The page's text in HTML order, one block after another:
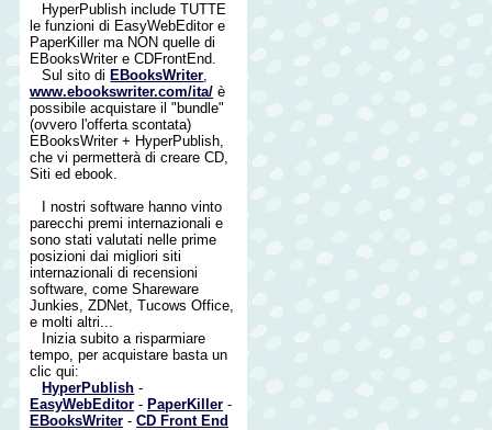
HyperPublish include TUTTE
le funzioni di EasyWebEditor e
PaperKiller ma NON quelle di
EBooksWriter e CDFrontEnd.
Sul sito di EBooksWriter,
www.ebookswriter.com/ita/ è
possibile acquistare il "bundle"
(ovvero l'offerta scontata)
EBooksWriter + HyperPublish,
che vi permetterà di creare CD,
Siti ed ebook.
I nostri software hanno vinto
parecchi premi internazionali e
sono stati valutati nelle prime
posizioni dai migliori siti
internazionali di recensioni
software, come Shareware
Junkies, ZDNet, Tucows Office,
e molti altri...
Inizia subito a risparmiare
tempo, per acquistare basta un
clic qui:
HyperPublish -
EasyWebEditor - PaperKiller -
EBooksWriter -CD Front End